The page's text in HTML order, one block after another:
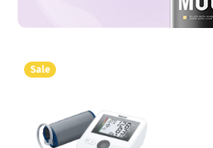
Sale